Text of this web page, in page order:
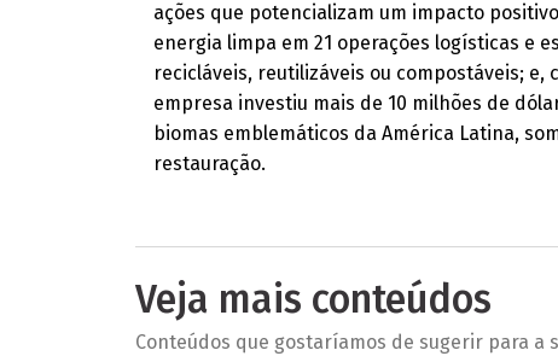
ações que potencializam um impacto
energia limpa em 21 operações logísticas e
recicláveis, reutilizáveis ou compostáveis; e,
empresa investiu mais de 10 milhões de
biomas emblemáticos da América Latina,
restauração.
Veja mais conteúdos
Conteúdos que gostaríamos de sugerir para a